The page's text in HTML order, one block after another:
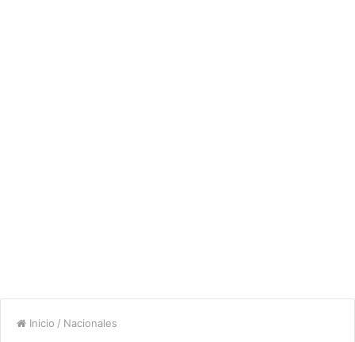
Inicio / Nacionales